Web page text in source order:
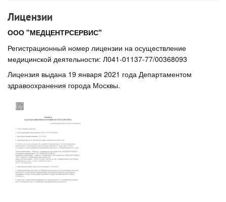
Лицензии
ООО "МЕДЦЕНТРСЕРВИС"
Регистрационный номер лицензии на осуществление
медицинской деятельности: Л041-01137-77/00368093
Лицензия выдана 19 января 2021 года Департаментом
здравоохранения города Москвы.